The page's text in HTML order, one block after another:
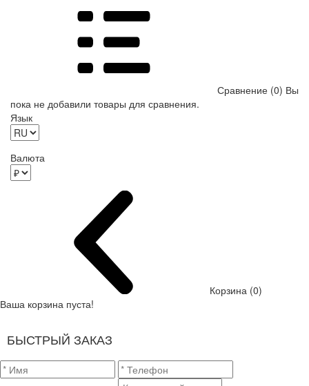
Сравнение (0) Вы
пока не добавили товары для сравнения.
Язык
Валюта
Корзина (0)
Ваша корзина пуста!
БЫСТРЫЙ ЗАКАЗ